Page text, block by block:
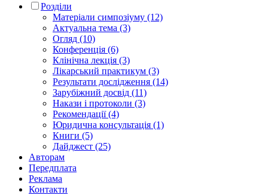
Розділи
Матеріали симпозіуму (12)
Актуальна тема (3)
Огляд (10)
Конференція (6)
Клінічна лекція (3)
Лікарський практикум (3)
Результати дослідження (14)
Зарубіжний досвід (11)
Накази і протоколи (3)
Рекомендації (4)
Юридична консультація (1)
Книги (5)
Дайджест (25)
Авторам
Передплата
Реклама
Контакти